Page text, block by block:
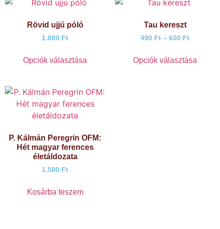
Rövid ujjú póló
1.880 Ft
Opciók választása
Tau kereszt
490 Ft – 600 Ft
Opciók választása
P. Kálmán Peregrin OFM:
Hét magyar ferences
életáldozata
1.500 Ft
Kosárba teszem